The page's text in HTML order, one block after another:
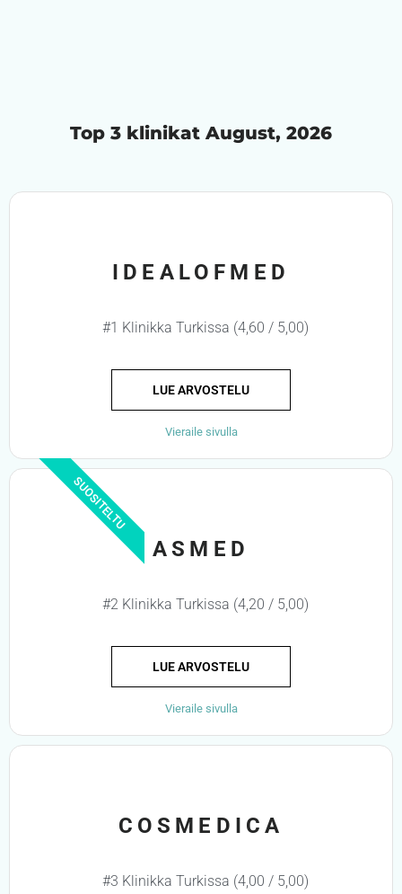
Top 3 klinikat August, 2026
IDEALOFMED
#1 Klinikka Turkissa (4,60 / 5,00)
LUE ARVOSTELU
Vieraile sivulla
SUOSITELTU
ASMED
#2 Klinikka Turkissa (4,20 / 5,00)
LUE ARVOSTELU
Vieraile sivulla
COSMEDICA
#3 Klinikka Turkissa (4,00 / 5,00)